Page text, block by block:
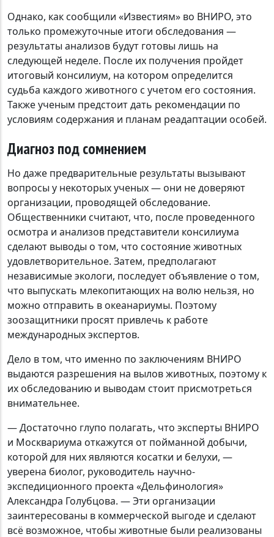
Однако, как сообщили «Известиям» во ВНИРО, это
только промежуточные итоги обследования —
результаты анализов будут готовы лишь на
следующей неделе. После их получения пройдет
итоговый консилиум, на котором определится
судьба каждого животного с учетом его состояния.
Также ученым предстоит дать рекомендации по
условиям содержания и планам реадаптации особей.
Диагноз под сомнением
Но даже предварительные результаты вызывают
вопросы у некоторых ученых — они не доверяют
организации, проводящей обследование.
Общественники считают, что, после проведенного
осмотра и анализов представители консилиума
сделают выводы о том, что состояние животных
удовлетворительное. Затем, предполагают
независимые экологи, последует объявление о том,
что выпускать млекопитающих на волю нельзя, но
можно отправить в океанариумы. Поэтому
зоозащитники просят привлечь к работе
международных экспертов.
Дело в том, что именно по заключениям ВНИРО
выдаются разрешения на вылов животных, поэтому к
их обследованию и выводам стоит присмотреться
внимательнее.
— Достаточно глупо полагать, что эксперты ВНИРО
и Москвариума откажутся от пойманной добычи,
которой для них являются косатки и белухи, —
уверена биолог, руководитель научно-
экспедиционного проекта «Дельфинология»
Александра Голубцова. — Эти организации
заинтересованы в коммерческой выгоде и сделают
всё возможное, чтобы животные были реализованы